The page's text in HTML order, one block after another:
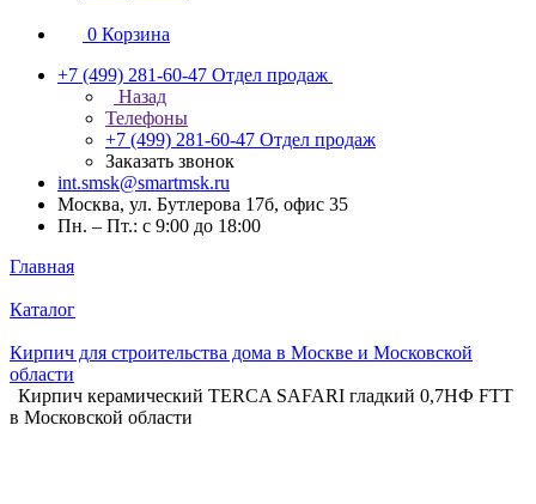
0 Корзина
+7 (499) 281-60-47 Отдел продаж
Назад
Телефоны
+7 (499) 281-60-47 Отдел продаж
Заказать звонок
int.smsk@smartmsk.ru
Москва, ул. Бутлерова 17б, офис 35
Пн. – Пт.: с 9:00 до 18:00
Главная
Каталог
Кирпич для строительства дома в Москве и Московской
области
Кирпич керамический TERCA SAFARI гладкий 0,7НФ FTT
в Московской области